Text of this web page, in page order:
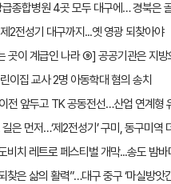
2전성기 대구까지...옛 영광 되찾아야
이집 교사 2명 아동학대 혐의 송치